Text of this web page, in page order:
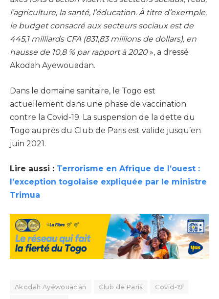
l’agriculture, la santé, l’éducation. À titre d’exemple,
le budget consacré aux secteurs sociaux est de
445,1 milliards CFA (831,83 millions de dollars), en
hausse de 10,8 % par rapport à 2020», a dressé
Akodah Ayewouadan.
Dans le domaine sanitaire, le Togo est
actuellement dans une phase de vaccination
contre la Covid-19. La suspension de la dette du
Togo auprès du Club de Paris est valide jusqu’en
juin 2021.
Lire aussi : Terrorisme en Afrique de l’ouest :
l’exception togolaise expliquée par le ministre
Trimua
Akodah Ayéwouadan Club de Paris
Covid-19